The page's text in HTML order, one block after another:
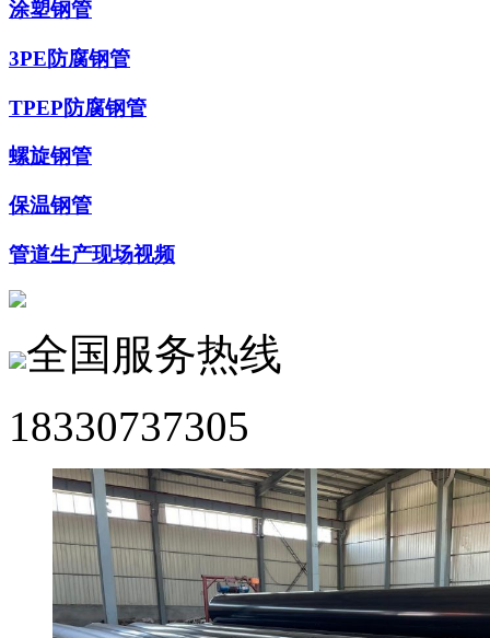
涂塑钢管
3PE防腐钢管
TPEP防腐钢管
螺旋钢管
保温钢管
管道生产现场视频
全国服务热线
18330737305